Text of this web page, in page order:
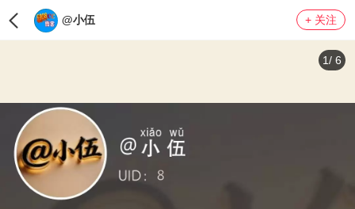
@小伍 + 关注
1/ 6